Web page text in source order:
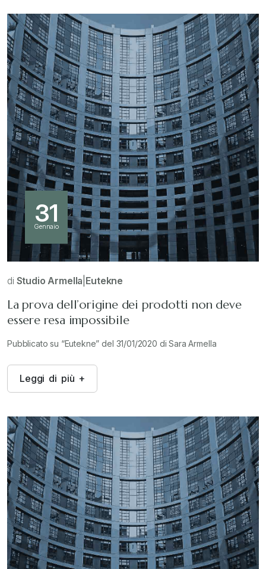
31
Gennaio
di Studio Armella Eutekne
La prova dell’origine dei prodotti non deve
essere resa impossibile
Pubblicato su “Eutekne” del 31/01/2020 di Sara Armella
Leggi di più +